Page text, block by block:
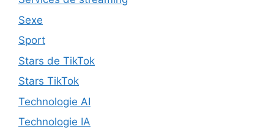
Sexe
Sport
Stars de TikTok
Stars TikTok
Technologie AI
Technologie IA